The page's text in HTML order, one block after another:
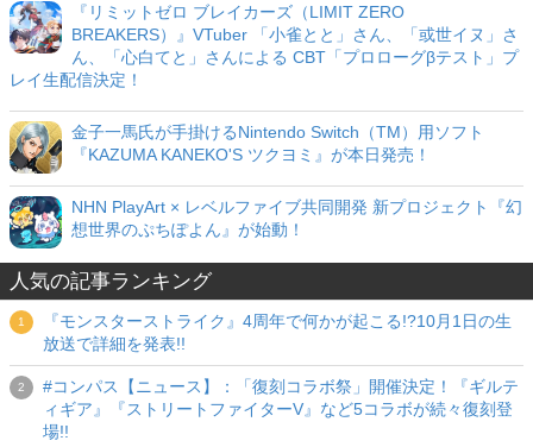
『リミットゼロ ブレイカーズ（LIMIT ZERO
BREAKERS）』VTuber 「小雀とと」さん、「或世イヌ」さ
ん、「心白てと」さんによる CBT「プロローグβテスト」プ
レイ生配信決定！
金子一馬氏が手掛けるNintendo Switch（TM）用ソフト
『KAZUMA KANEKO'S ツクヨミ』が本日発売！
NHN PlayArt × レベルファイブ共同開発 新プロジェクト『幻
想世界のぷちぽよん』が始動！
人気の記事ランキング
『モンスターストライク』4周年で何かが起こる!?10月1日の生
放送で詳細を発表!!
#コンパス【ニュース】：「復刻コラボ祭」開催決定！『ギルテ
ィギア』『ストリートファイターV』など5コラボが続々復刻登
場!!